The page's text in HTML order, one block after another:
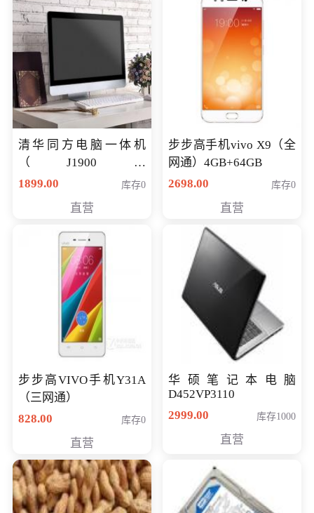
清华同方电脑一体机
（J1900四
核/4G/120G0.8CM厚度
1899.00 库存0
直营
步步高手机vivo X9（全
网通）4GB+64GB
2698.00
库存0
直营
步步高VIVO手机Y31A
（三网通）
828.00
库存0
直营
华硕笔记本电脑
D452VP3110
2999.00
库存1000
直营